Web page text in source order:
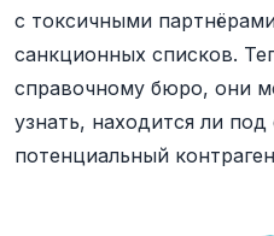
с токсичными
санкционных списков.
справочному бюро, они
узнать, находится ли
потенциальный